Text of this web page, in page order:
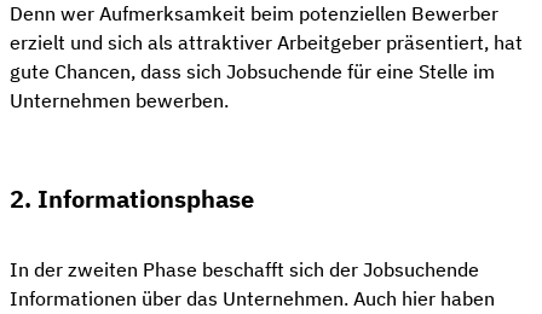
Denn wer Aufmerksamkeit beim potenziellen Bewerber
erzielt und sich als attraktiver Arbeitgeber präsentiert, hat
gute Chancen, dass sich Jobsuchende für eine Stelle im
Unternehmen bewerben.
2. Informationsphase
In der zweiten Phase beschafft sich der Jobsuchende
Informationen über das Unternehmen. Auch hier haben